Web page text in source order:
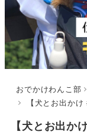
へ
移
動
おでかけわんこ部
【犬とお出かけ #伊豆・富士山満喫モデルコース
【犬とお出か